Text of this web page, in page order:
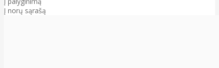
Į norų sąrašą